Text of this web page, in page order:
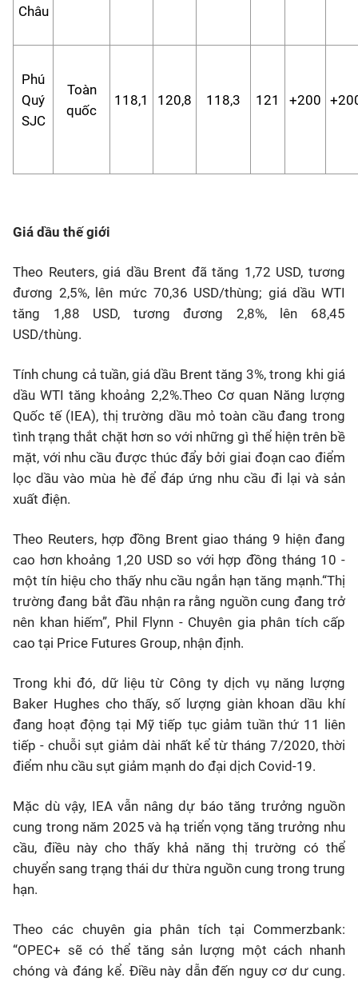
Châu
Phú
Quý
SJC
Toàn
quốc
118,1 120,8 118,3 121 +200
Giá dầu thế giới
Theo Reuters, giá dầu Brent đã tăng 1,72 USD, tương
đương 2,5%, lên mức 70,36 USD/thùng; giá dầu WTI
tăng 1,88 USD, tương đương 2,8%, lên 68,45
USD/thùng.
Tính chung cả tuần, giá dầu Brent tăng 3%, trong khi giá
dầu WTI tăng khoảng 2,2%.Theo Cơ quan Năng lượng
Quốc tế (IEA), thị trường dầu mỏ toàn cầu đang trong
tình trạng thắt chặt hơn so với những gì thể hiện trên bề
mặt, với nhu cầu được thúc đẩy bởi giai đoạn cao điểm
lọc dầu vào mùa hè để đáp ứng nhu cầu đi lại và sản
xuất điện.
Theo Reuters, hợp đồng Brent giao tháng 9 hiện đang
cao hơn khoảng 1,20 USD so với hợp đồng tháng 10 -
một tín hiệu cho thấy nhu cầu ngắn hạn tăng mạnh.“Thị
trường đang bắt đầu nhận ra rằng nguồn cung đang trở
nên khan hiếm”, Phil Flynn - Chuyên gia phân tích cấp
cao tại Price Futures Group, nhận định.
Trong khi đó, dữ liệu từ Công ty dịch vụ năng lượng
Baker Hughes cho thấy, số lượng giàn khoan dầu khí
đang hoạt động tại Mỹ tiếp tục giảm tuần thứ 11 liên
tiếp - chuỗi sụt giảm dài nhất kể từ tháng 7/2020, thời
điểm nhu cầu sụt giảm mạnh do đại dịch Covid-19.
Mặc dù vậy, IEA vẫn nâng dự báo tăng trưởng nguồn
cung trong năm 2025 và hạ triển vọng tăng trưởng nhu
cầu, điều này cho thấy khả năng thị trường có thể
chuyển sang trạng thái dư thừa nguồn cung trong trung
hạn.
Theo các chuyên gia phân tích tại Commerzbank:
“OPEC+ sẽ có thể tăng sản lượng một cách nhanh
chóng và đáng kể. Điều này dẫn đến nguy cơ dư cung.